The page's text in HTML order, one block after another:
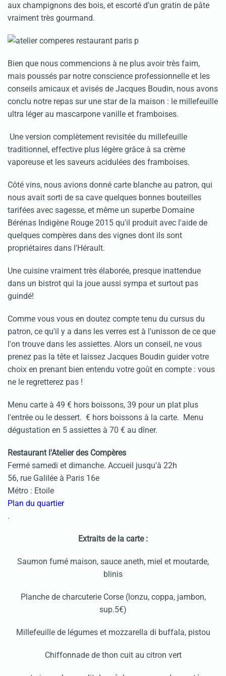
aux champignons des bois, et escorté d'un gratin de pâte
vraiment très gourmand.
Bien que nous commencions à ne plus avoir très faim,
mais poussés par notre conscience professionnelle et les
conseils amicaux et avisés de Jacques Boudin, nous avons
conclu notre repas sur une star de la maison : le millefeuille
ultra léger au mascarpone vanille et framboises.
Une version complètement revisitée du millefeuille
traditionnel, effective plus légère grâce à sa crème
vaporeuse et les saveurs acidulées des framboises.
Côté vins, nous avions donné carte blanche au patron, qui
nous avait sorti de sa cave quelques bonnes bouteilles
tarifées avec sagesse, et même un superbe Domaine
Bérénas Indigène Rouge 2015 qu'il produit avec l'aide de
quelques compères dans des vignes dont ils sont
propriétaires dans l'Hérault.
Une cuisine vraiment très élaborée, presque inattendue
dans un bistrot qui la joue aussi sympa et surtout pas
guindé!
Comme vous vous en doutez compte tenu du cursus du
patron, ce qu'il y a dans les verres est à l'unisson de ce que
l'on trouve dans les assiettes. Alors un conseil, ne vous
prenez pas la tête et laissez Jacques Boudin guider votre
choix en prenant bien entendu votre goût en compte : vous
ne le regretterez pas !
Menu carte à 49 € hors boissons, 39 pour un plat plus
l'entrée ou le dessert. € hors boissons à la carte. Menu
dégustation en 5 assiettes à 70 € au dîner.
Restaurant l'Atelier des Compères
Fermé samedi et dimanche. Accueil jusqu'à 22h
56, rue Galilée à Paris 16e
Métro : Etoile
Plan du quartier
.
Extraits de la carte :
Saumon fumé maison, sauce aneth, miel et moutarde,
blinis
Planche de charcuterie Corse (lonzu, coppa, jambon,
sup.5€)
Millefeuille de légumes et mozzarella di buffala, pistou
Chiffonnade de thon cuit au citron vert